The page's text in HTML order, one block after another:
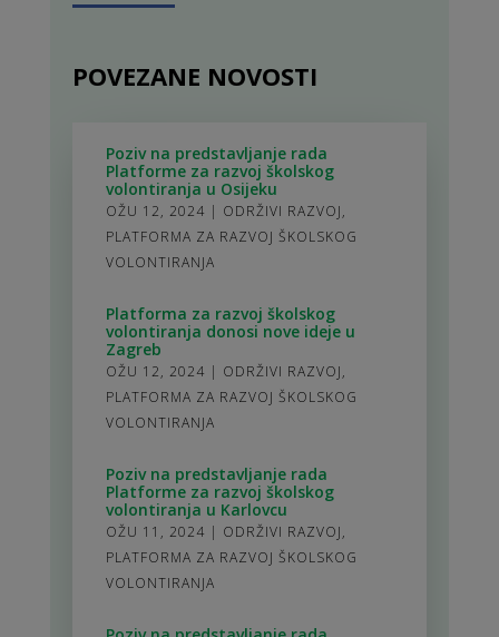
POVEZANE NOVOSTI
Poziv na predstavljanje rada
Platforme za razvoj školskog
volontiranja u Osijeku
OŽU 12, 2024 | ODRŽIVI RAZVOJ,
PLATFORMA ZA RAZVOJ ŠKOLSKOG
VOLONTIRANJA
Platforma za razvoj školskog
volontiranja donosi nove ideje u
Zagreb
OŽU 12, 2024 | ODRŽIVI RAZVOJ,
PLATFORMA ZA RAZVOJ ŠKOLSKOG
VOLONTIRANJA
Poziv na predstavljanje rada
Platforme za razvoj školskog
volontiranja u Karlovcu
OŽU 11, 2024 | ODRŽIVI RAZVOJ,
PLATFORMA ZA RAZVOJ ŠKOLSKOG
VOLONTIRANJA